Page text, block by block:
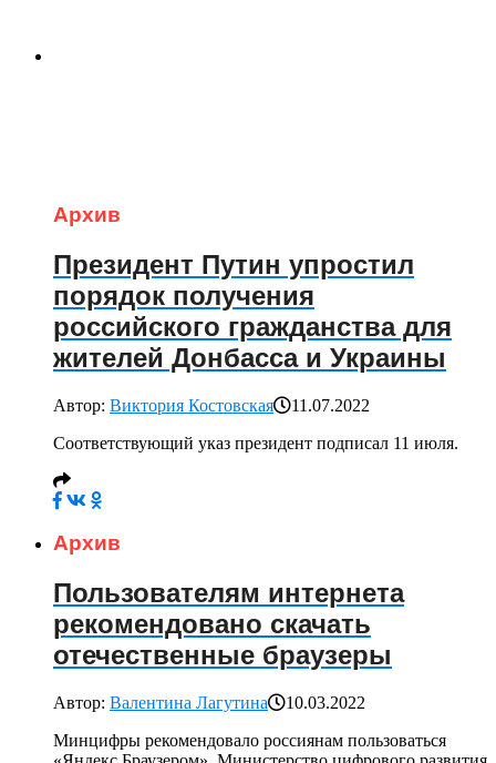
Архив
Президент Путин упростил
порядок получения
российского гражданства для
жителей Донбасса и Украины
Автор: Виктория Костовская
11.07.2022
Соответствующий указ президент подписал 11 июля.
Архив
Пользователям интернета
рекомендовано скачать
отечественные браузеры
Автор: Валентина Лагутина
10.03.2022
Минцифры рекомендовало россиянам пользоваться